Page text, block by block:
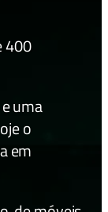
400
uma
o
em